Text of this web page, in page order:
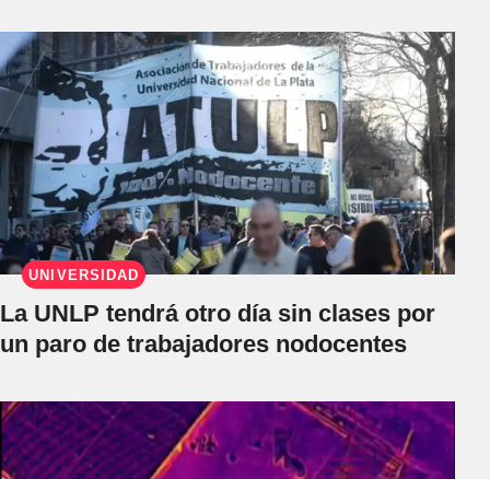
UNIVERSIDAD
La UNLP tendrá otro día sin clases por
un paro de trabajadores nodocentes